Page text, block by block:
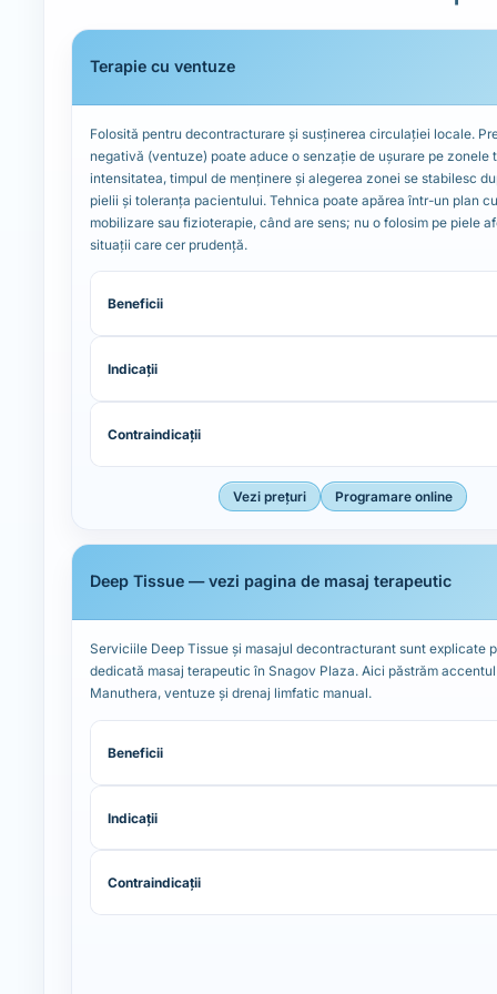
Terapie cu ventuze
Folosită pentru decontracturare și susținerea circulației locale.
negativă (ventuze) poate aduce o senzație de ușurare pe zonele
intensitatea, timpul de menținere și alegerea zonei se stabilesc
pielii și toleranța pacientului. Tehnica poate apărea într-un plan
mobilizare sau fizioterapie, când are sens; nu o folosim pe piele
situații care cer prudență.
Beneficii
Indicații
Contraindicații
Vezi prețuri Programare online
Deep Tissue — vezi pagina de masaj terapeutic
Serviciile Deep Tissue și masajul decontracturant sunt explicate
dedicată masaj terapeutic în Snagov Plaza. Aici păstrăm
Manuthera, ventuze și drenaj limfatic manual.
Beneficii
Indicații
Contraindicații